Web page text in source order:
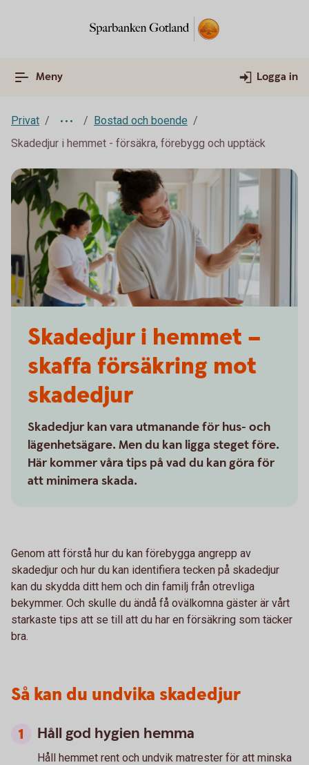
Meny Logga in
Privat
Bostad och boende
Skadedjur i hemmet - försäkra, förebygg och upptäck
Skadedjur i hemmet –
skaffa försäkring mot
skadedjur
Skadedjur kan vara utmanande för hus- och
lägenhetsägare. Men du kan ligga steget före.
Här kommer våra tips på vad du kan göra för
att minimera skada.
Genom att förstå hur du kan förebygga angrepp av
skadedjur och hur du kan identifiera tecken på skadedjur
kan du skydda ditt hem och din familj från otrevliga
bekymmer. Och skulle du ändå få ovälkomna gäster är vårt
starkaste tips att se till att du har en försäkring som täcker
bra.
Så kan du undvika skadedjur
Håll god hygien hemma
Håll hemmet rent och undvik matrester för att minska